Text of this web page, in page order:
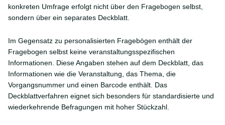
konkreten Umfrage erfolgt nicht über den Fragebogen selbst,
sondern über ein separates Deckblatt.
Im Gegensatz zu personalisierten Fragebögen enthält der
Fragebogen selbst keine veranstaltungsspezifischen
Informationen. Diese Angaben stehen auf dem Deckblatt, das
Informationen wie die Veranstaltung, das Thema, die
Vorgangsnummer und einen Barcode enthält. Das
Deckblattverfahren eignet sich besonders für standardisierte und
wiederkehrende Befragungen mit hoher Stückzahl.